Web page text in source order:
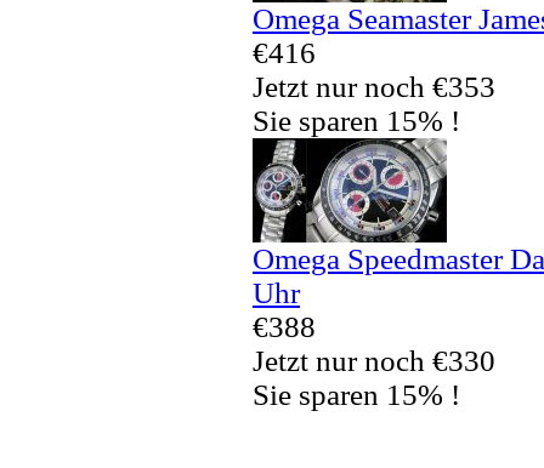
Omega Seamaster
€416
Jetzt nur noch €353
Sie sparen 15% !
Omega Speedmaster
Uhr
€388
Jetzt nur noch €330
Sie sparen 15% !